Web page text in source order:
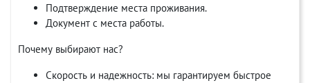
Подтверждение места проживания.
Документ с места работы.
Почему выбирают нас?
Скорость и надежность: мы гарантируем быстрое